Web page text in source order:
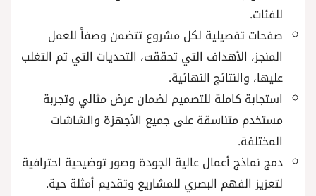
للفئات.
صفحات تفصيلية لكل مشروع تتضمن وصفاً للعمل
المنجز، الأهداف التي تحققت، التحديات التي تم التغلب
عليها، والنتائج النهائية.
استجابة كاملة للتصميم لضمان عرض مثالي وتجربة
مستخدم متناسقة على جميع الأجهزة والشاشات
المختلفة.
دمج نماذج أعمال عالية الجودة وصور توضيحية احترافية
لتعزيز الفهم البصري للمشاريع وتقديم أمثلة حية.